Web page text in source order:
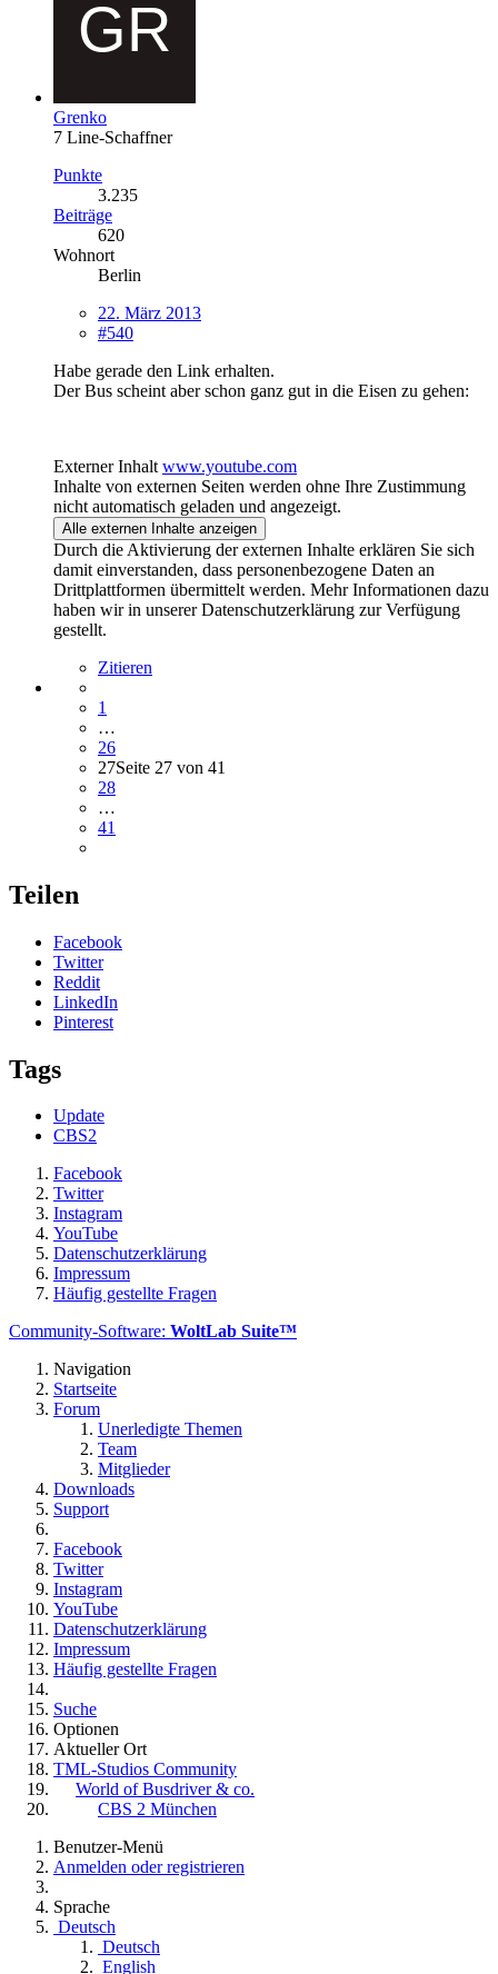
Grenko
7 Line-Schaffner
Punkte
3.235
Beiträge
620
Wohnort
Berlin
22. März 2013
#540
Habe gerade den Link erhalten.
Der Bus scheint aber schon ganz gut in die Eisen zu gehen:
Externer Inhalt www.youtube.com
Inhalte von externen Seiten werden ohne Ihre Zustimmung
nicht automatisch geladen und angezeigt.
Alle externen Inhalte anzeigen
Durch die Aktivierung der externen Inhalte erklären Sie sich
damit einverstanden, dass personenbezogene Daten an
Drittplattformen übermittelt werden. Mehr Informationen dazu
haben wir in unserer Datenschutzerklärung zur Verfügung
gestellt.
Zitieren
1
…
26
27Seite 27 von 41
28
…
41
Teilen
Facebook
Twitter
Reddit
LinkedIn
Pinterest
Tags
Update
CBS2
Facebook
Twitter
Instagram
YouTube
Datenschutzerklärung
Impressum
Häufig gestellte Fragen
Community-Software: WoltLab Suite™
Navigation
Startseite
Forum
Unerledigte Themen
Team
Mitglieder
Downloads
Support
Facebook
Twitter
Instagram
YouTube
Datenschutzerklärung
Impressum
Häufig gestellte Fragen
Suche
Optionen
Aktueller Ort
TML-Studios Community
World of Busdriver & co.
CBS 2 München
Benutzer-Menü
Anmelden oder registrieren
Sprache
Deutsch
Deutsch
English